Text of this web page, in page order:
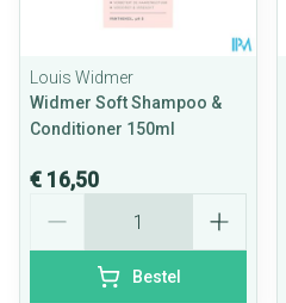
Louis Widmer
Widmer Soft Shampoo &
Conditioner 150ml
€ 16,50
Bestel